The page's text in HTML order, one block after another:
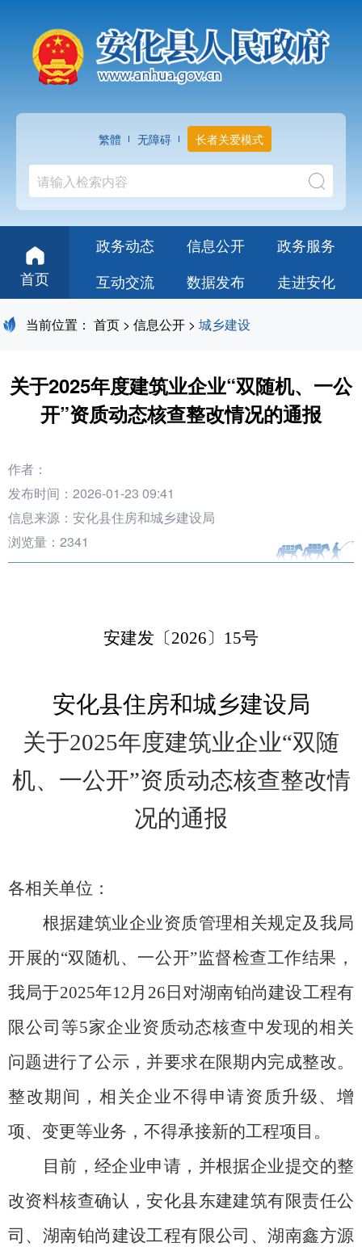
繁體 无障碍 长者关爱模式
首页
政务动态 信息公开
政务服务
互动交流
数据发布 走进安化
当前位置： 首页 > 信息公开 > 城乡建设
关于2025年度建筑业企业“双随机、一公
开”资质动态核查整改情况的通报
作者：
发布时间：2026-01-23 09:41
信息来源：安化县住房和城乡建设局
浏览量： 2341
安建发〔2026〕 15号
安化县住房和城乡建设局
关于2025年度建筑业企业“双随
机、一公开”资质动态核查整改情
况的通报
各相关单位：
根据建筑业企业资质管理相关规定及 我局
开展的“双随机、一公开”监督检查工作结果，
我局于2025年12月26日对湖南铂尚建设工程有
限公司等5家企业资质动态核查中发现的相关
问题进行了公示，并要求在限期内完成整改。
整改期间，相关企业不得申请资质升级、增
项、变更等业务，不得承接新的工程项目。
目前，经企业申请，并根据企业提交的整
改资料核查确认，安化县东建建筑有限责任公
司、 湖南铂尚建设工程有限公司、湖南鑫方源